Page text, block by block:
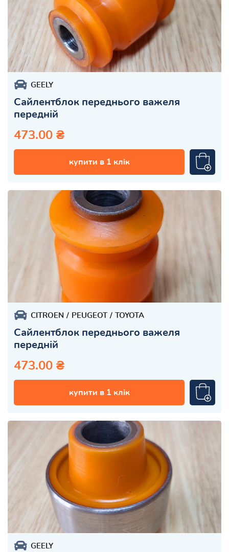
GEELY
Сайлентблок переднього важеля
передній
473.00 ₴
купити в 1 клік
CITROEN PEUGEOT TOYOTA
Сайлентблок переднього важеля
передній
473.00 ₴
купити в 1 клік
GEELY